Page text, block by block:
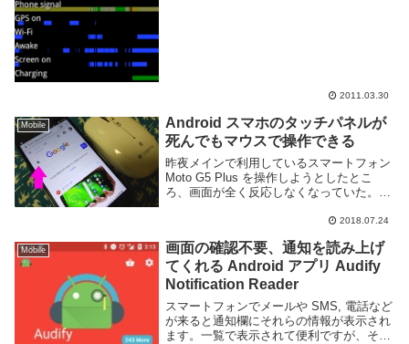
2011.03.30
Mobile
Android スマホのタッチパネルが
死んでもマウスで操作できる
昨夜メインで利用しているスマートフォン
Moto G5 Plus を操作しようとしたとこ
ろ、画面が全く反応しなくなっていた。指
などは動作するがタッチパネルが完全に無
し...
2018.07.24
Mobile
画面の確認不要、通知を読み上げ
てくれる Android アプリ Audify
Notification Reader
スマートフォンでメールや SMS, 電話など
が来ると通知欄にそれらの情報が表示され
ます。一覧で表示されて便利ですが、それ